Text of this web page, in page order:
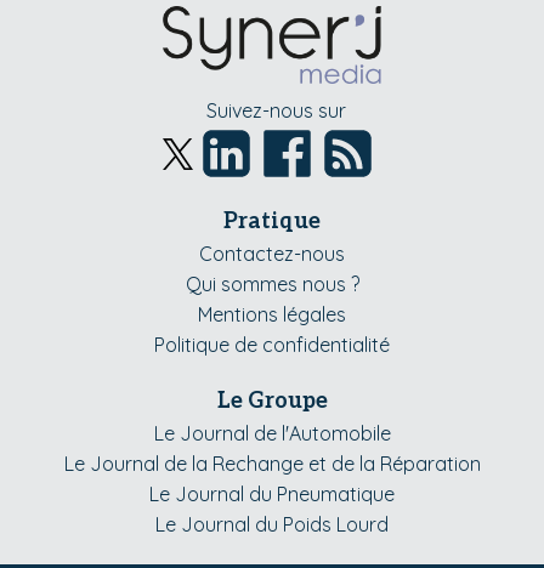
Suivez-nous sur
Pratique
Contactez-nous
Qui sommes nous ?
Mentions légales
Politique de confidentialité
Le Groupe
Le Journal de l'Automobile
Le Journal de la Rechange et de la Réparation
Le Journal du Pneumatique
Le Journal du Poids Lourd